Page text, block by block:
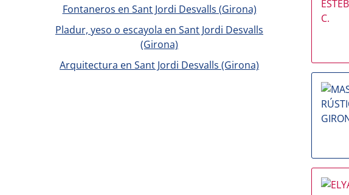
Fontaneros en Sant Jordi Desvalls (Girona)
Pladur, yeso o escayola en Sant Jordi Desvalls
(Girona)
Arquitectura en Sant Jordi Desvalls (Girona)